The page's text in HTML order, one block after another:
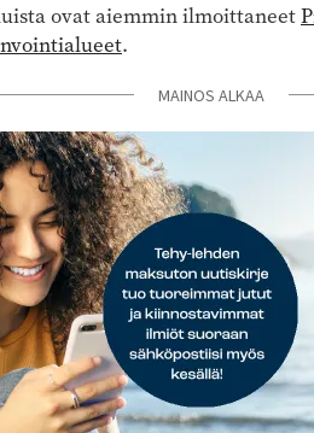
ovat aiemmin ilmoittaneet
.
MAINOS ALKAA